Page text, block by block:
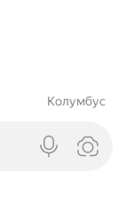
Колумбус